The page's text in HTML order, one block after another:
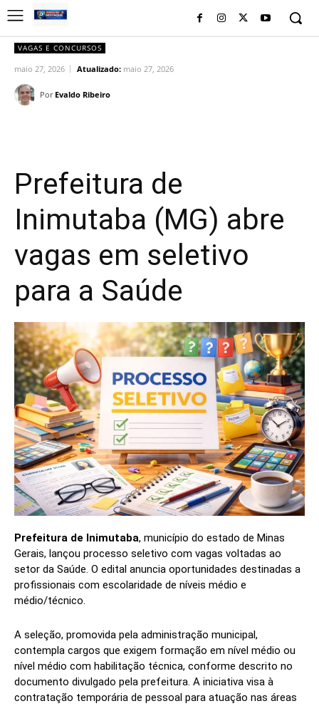
VAGAS E CONCURSOS
maio 27, 2026 Atualizado: maio 27, 2026
Por Evaldo Ribeiro
Prefeitura de
Inimutaba (MG) abre
vagas em seletivo
para a Saúde
Prefeitura de Inimutaba, município do estado de Minas
Gerais, lançou processo seletivo com vagas voltadas ao
setor da Saúde. O edital anuncia oportunidades destinadas a
profissionais com escolaridade de níveis médio e
médio/técnico.
A seleção, promovida pela administração municipal,
contempla cargos que exigem formação em nível médio ou
nível médio com habilitação técnica, conforme descrito no
documento divulgado pela prefeitura. A iniciativa visa à
contratação temporária de pessoal para atuação nas áreas